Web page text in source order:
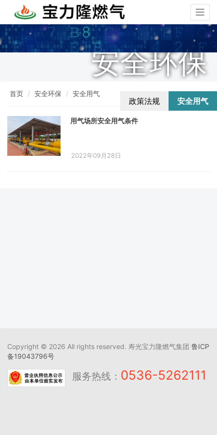
安全环保
政策法规 安全用气
首页 安全环保 安全用气
用气场所安全用气条件
2022年09月28日
Copyright © 2026 All rights reserved. 寿光宝力隆燃气集团 鲁ICP
备19043796号
服务热线： 0536-5262111